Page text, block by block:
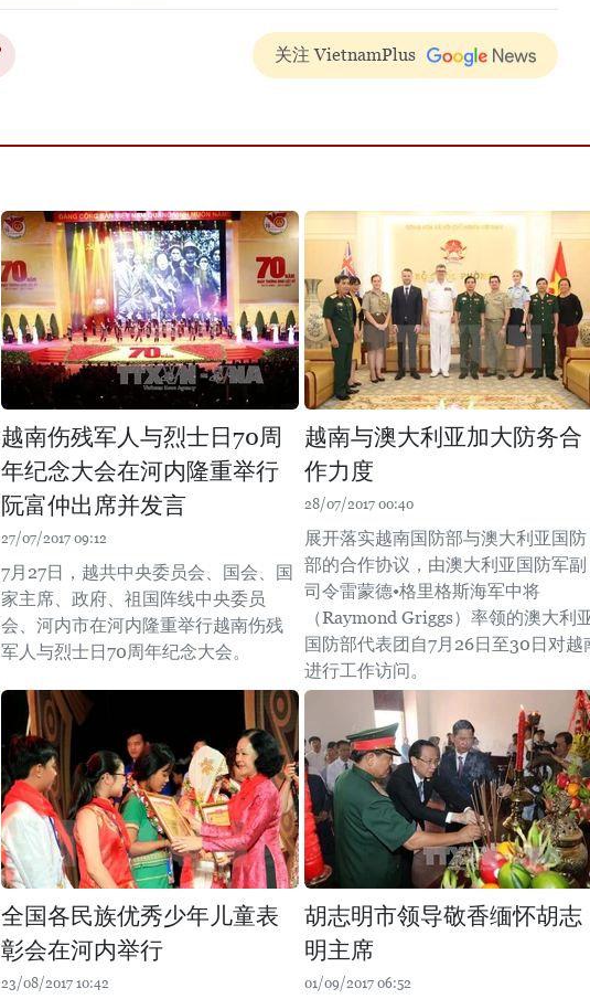
关注 VietnamPlus
越南伤残军人与烈士日70周
年纪念大会在河内隆重举行
阮富仲出席并发言
27/07/2017 09:12
7月27日，越共中央委员会、国会、国
家主席、政府、祖国阵线中央委员
会、河内市在河内隆重举行越南伤残
军人与烈士日70周年纪念大会。
越南与澳大利亚加大防务合
作力度
28/07/2017 00:40
展开落实越南国防部与澳大利亚国防
部的合作协议，由澳大利亚国防军副
司令雷蒙德•格里格斯海军中将
（Raymond Griggs）率领的澳大利
国防部代表团自7月26日至30日对越
进行工作访问。
全国各民族优秀少年儿童表
彰会在河内举行
23/08/2017 10:42
胡志明市领导敬香缅怀胡志
明主席
01/09/2017 06:52